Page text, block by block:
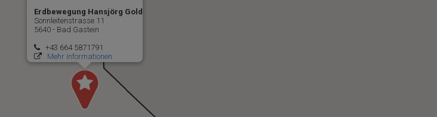
Erdbewegung Hansjörg Gold
Sonnleitenstrasse 11
5640 - Bad Gastein
+43 664 5871791
Mehr Informationen